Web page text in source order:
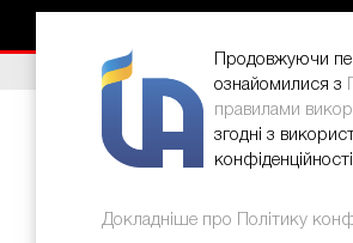
ВИБІР РЕДАКЦІЇ В
Продовжуючи
ознайомилися з
правилами
згодні з
Докладніше про Політику